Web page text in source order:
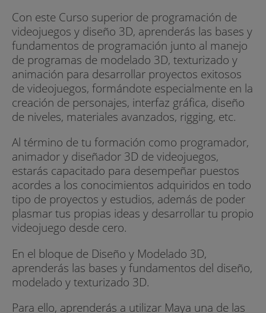
Con este Curso superior de programación de
videojuegos y diseño 3D, aprenderás las bases y
fundamentos de programación junto al manejo
de programas de modelado 3D, texturizado y
animación para desarrollar proyectos exitosos
de videojuegos, formándote especialmente en la
creación de personajes, interfaz gráfica, diseño
de niveles, materiales avanzados, rigging, etc.
Al término de tu formación como programador,
animador y diseñador 3D de videojuegos,
estarás capacitado para desempeñar puestos
acordes a los conocimientos adquiridos en todo
tipo de proyectos y estudios, además de poder
plasmar tus propias ideas y desarrollar tu propio
videojuego desde cero.
En el bloque de Diseño y Modelado 3D,
aprenderás las bases y fundamentos del diseño,
modelado y texturizado 3D.
Para ello, aprenderás a utilizar Maya una de las